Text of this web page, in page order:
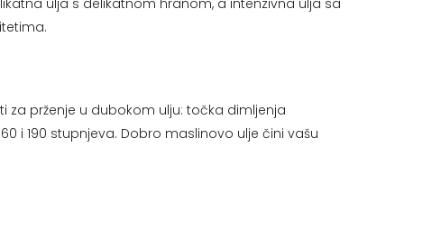
ulja s delikatnom hranom, a intenzivna ulja sa
za prženje u dubokom ulju: točka dimljenja
i 190 stupnjeva. Dobro maslinovo ulje čini vašu